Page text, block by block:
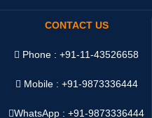
CONTACT US
Phone : +91-11-43526658
Mobile : +91-9873336444
WhatsApp :+91-9873336444